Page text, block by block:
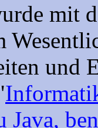
mit
und
Java,